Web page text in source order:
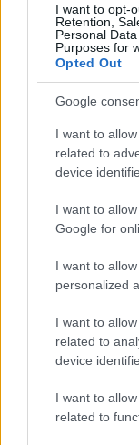
I want to opt-
Retention,
Personal
Purposes for
Opted Out
Google
I want to
related to
device
I want to
Google for
I want to
personalized
I want to
related to
device
I want to
related to
Barna Imre
-
Emelkedik
vízszintje,
vízpótlás